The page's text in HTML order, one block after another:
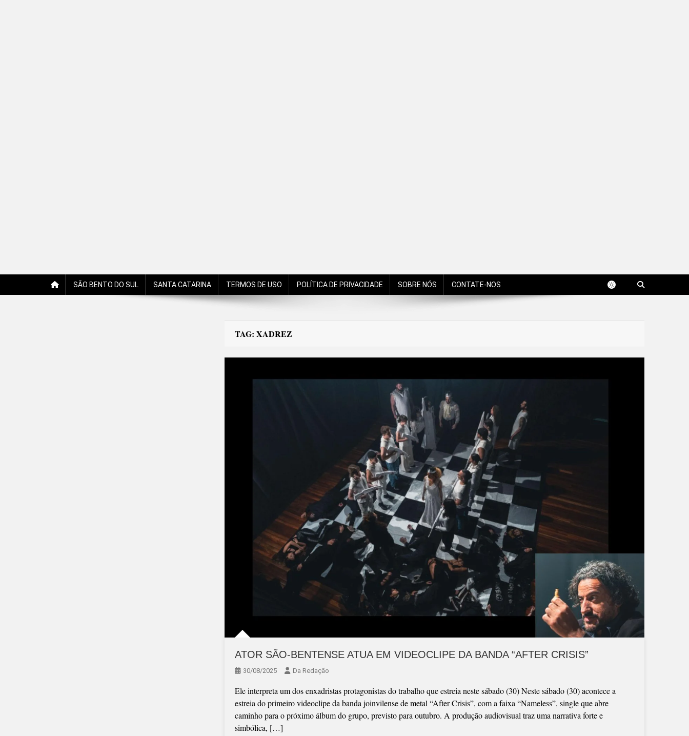
SÃO BENTO DO SUL SANTA CATARINA TERMOS DE USO POLÍTICA DE PRIVACIDADE SOBRE NÓS CONTATE-NOS
TAG: XADREZ
ATOR SÃO-BENTENSE ATUA EM VIDEOCLIPE DA BANDA “AFTER CRISIS”
30/08/2025 Da Redação
Ele interpreta um dos enxadristas protagonistas do trabalho que estreia neste sábado (30) Neste sábado (30) acontece a
estreia do primeiro videoclipe da banda joinvilense de metal “After Crisis”, com a faixa “Nameless”, single que abre
caminho para o próximo álbum do grupo, previsto para outubro. A produção audiovisual traz uma narrativa forte e
simbólica, […]